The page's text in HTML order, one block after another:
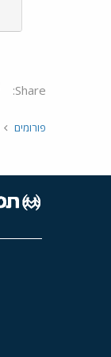
Share:
פורומים